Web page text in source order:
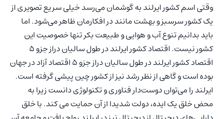
وقتی اسم کشور ایرلند به گوشمان می‌رسد خیلی سریع تصویری از
یک کشور سرسبز و بهشت مانند در افکارمان ظاهر می‌شود. اما
باید بدانیم تنوع آب و هوایی و طبیعت بکر تنها خصوصیت این
کشور نیست. اقتصاد کشور ایرلند در طول سالیان دراز جزو 5
اقتصاد کشور ایرلند در طول سالیان دراز جزو 5 اقتصاد آزاد در جهان
بوده است و گاهی از نظر رشد نیز از کشور چین پیشی گرفته است.
ایرلند را می‌توان دوست‌دار فناوری و تکنولوژی دانست زیرا به
محض خلق یک ایده، دولت شدیدا از آن حمایت می کند. با خلق